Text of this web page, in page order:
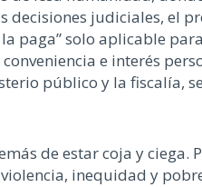
judiciales, el
paga” solo aplicable
e interés
público y la fiscalía,
de estar coja y
inequidad y